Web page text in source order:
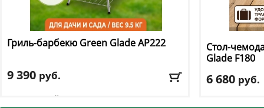
Гриль-барбекю Green GladeAP222
9 390 руб.
: черный
Стол-
Glade F180
6 680 руб.